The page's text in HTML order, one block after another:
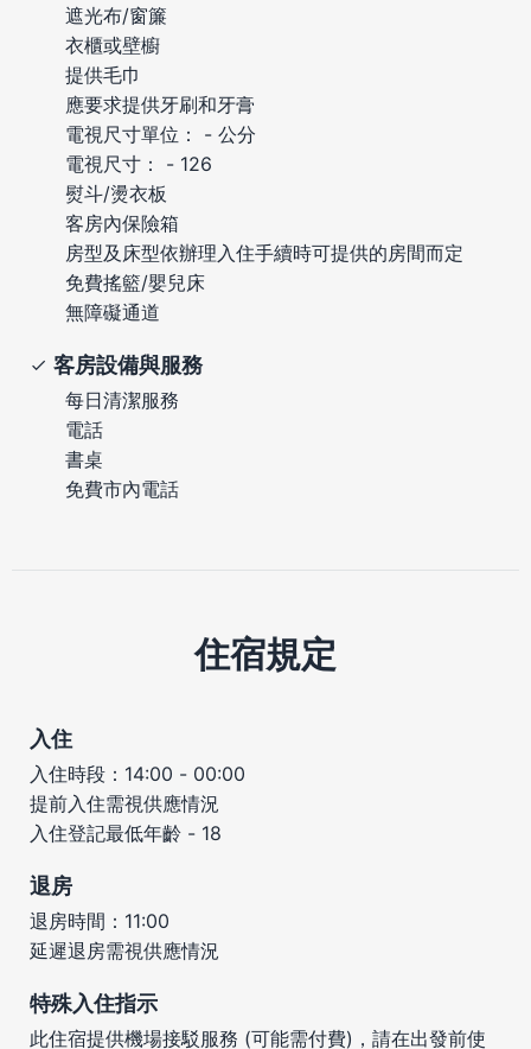
遮光布/窗簾
衣櫃或壁櫥
提供毛巾
應要求提供牙刷和牙膏
電視尺寸單位： - 公分
電視尺寸： - 126
熨斗/燙衣板
客房內保險箱
房型及床型依辦理入住手續時可提供的房間而定
免費搖籃/嬰兒床
無障礙通道
客房設備與服務
每日清潔服務
電話
書桌
免費市內電話
住宿規定
入住
入住時段：14:00 - 00:00
提前入住需視供應情況
入住登記最低年齡 - 18
退房
退房時間：11:00
延遲退房需視供應情況
特殊入住指示
此住宿提供機場接駁服務 (可能需付費)，請在出發前使